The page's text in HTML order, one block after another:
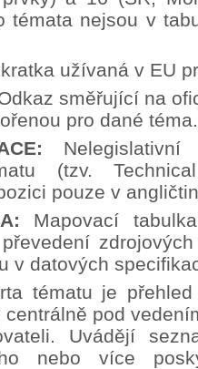
témata nejsou v
užívaná v EU
směřující na
pro dané téma.
(tzv.
pouze v
Mapovací
v datových
tématu je
pod
Uvádějí
nebo více